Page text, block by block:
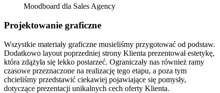
Moodboard dla Sales Agency
Projektowanie graficzne
Wszystkie materiały graficzne musieliśmy przygotować od podstaw.
Dodatkowo layout poprzedniej strony Klienta prezentował estetykę,
która zdążyła się lekko postarzeć. Ograniczały nas również ramy
czasowe przeznaczone na realizację tego etapu, a poza tym
chcieliśmy przedstawić ciekawiej pojawiające się pomysły,
dotyczące prezentacji unikalnych cech oferty Klienta.